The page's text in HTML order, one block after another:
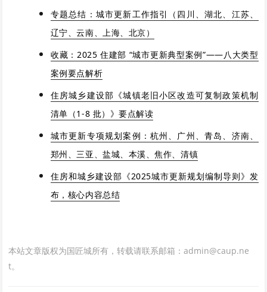
专题总结：城市更新工作指引（四川、湖北、江苏、
辽宁、云南、上海、北京）
收藏：2025 住建部 “城市更新典型案例”——八大类型
案例要点解析
住房城乡建设部《城镇老旧小区改造可复制政策机制
清单（1-8 批）》要点解读
城市更新专项规划案例：杭州、广州、青岛、济南、
郑州、三亚、盐城、本溪、焦作、清镇
住房和城乡建设部《2025城市更新规划编制导则》发
布，核心内容总结
本站文章版权为国匠城所有，转载请联系邮箱：admin@caup.ne
t。